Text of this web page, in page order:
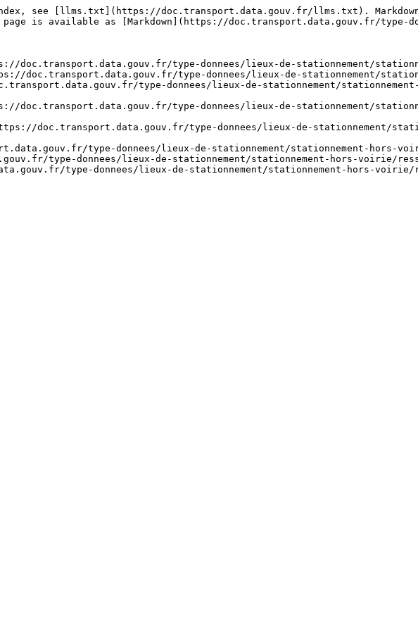
see [llms.txt](https://doc.transport.data.gouv.fr/llms.txt).
page is available as [Markdown](https://doc.transport.data.gouv.fr/type-
doc.transport.data.gouv.fr/type-donnees/lieux-de-stationnement/
doc.transport.data.gouv.fr/type-donnees/lieux-de-stationnement/
type-donnees/lieux-de-stationnement/
doc.transport.data.gouv.fr/type-donnees/lieux-de-stationnement/
doc.transport.data.gouv.fr/type-donnees/lieux-de-stationnement/
type-donnees/lieux-de-stationnement/stationnement-hors-
type-donnees/lieux-de-stationnement/stationnement-hors-voirie/